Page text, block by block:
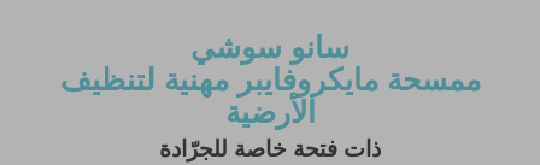
سانو سوشي
ممسحة مايكروفايبر مهنية لتنظيف
الأرضية
ذات فتحة خاصة للجرّادة